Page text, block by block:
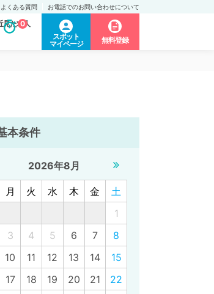
よくある質問 お電話でのお問い合わせについて
見た求人
0
スポット
マイページ
無料登録
本条件
2026年8月
月 火 水 木 金
土
1
3 4 5 6 7
8
10 11 12 13 14
15
17 18 19 20 21
22